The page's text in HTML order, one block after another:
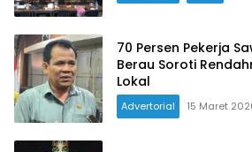
70 Persen Pekerja
Berau Soroti
Lokal
Advertorial 15 Maret